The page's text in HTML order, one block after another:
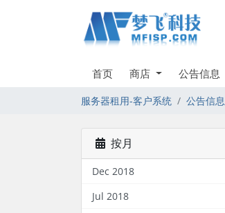
首页 商店 公告信息
服务器租用-客户系统 公告信息
按月
Dec 2018
Jul 2018